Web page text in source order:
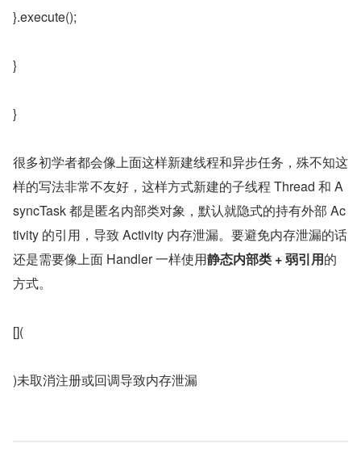
}.execute();
}
}
很多初学者都会像上面这样新建线程和异步任务，殊不知这
样的写法非常不友好，这样方式新建的子线程 Thread 和 A
syncTask 都是匿名内部类对象，默认就隐式的持有外部 Ac
tivity 的引用，导致 Activity 内存泄漏。要避免内存泄漏的话
还是需要像上面 Handler 一样使用静态内部类 + 弱引用的
方式。
[](
)未取消注册或回调导致内存泄漏